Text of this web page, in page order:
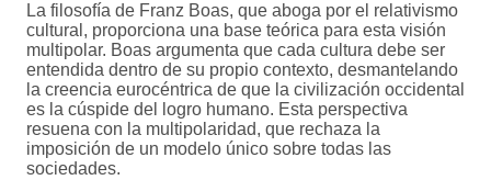
La filosofía de Franz Boas, que aboga por el relativismo
cultural, proporciona una base teórica para esta visión
multipolar. Boas argumenta que cada cultura debe ser
entendida dentro de su propio contexto, desmantelando
la creencia eurocéntrica de que la civilización occidental
es la cúspide del logro humano. Esta perspectiva
resuena con la multipolaridad, que rechaza la
imposición de un modelo único sobre todas las
sociedades.